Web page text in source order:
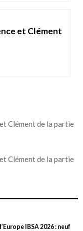
et Clément
IBSA 2026 : neuf